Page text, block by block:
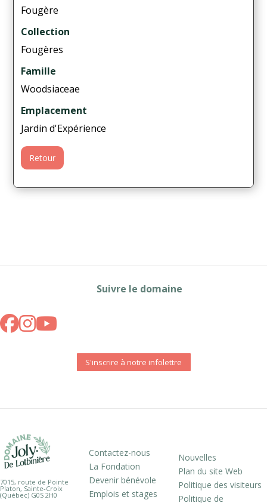
Fougère
Collection
Fougères
Famille
Woodsiaceae
Emplacement
Jardin d'Expérience
Retour
Suivre le domaine
S'inscrire à notre infolettre
7015, route de Pointe
Platon, Sainte-Croix
(Québec) G0S 2H0
Contactez-nous
La Fondation
Devenir bénévole
Emplois et stages
Nouvelles
Plan du site Web
Politique des visiteurs
Politique de